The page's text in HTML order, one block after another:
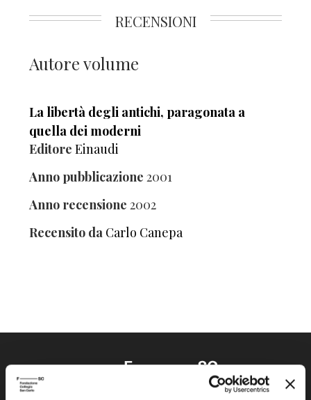
RECENSIONI
Autore volume
La libertà degli antichi, paragonata a
quella dei moderni
Editore Einaudi
Anno pubblicazione 2001
Anno recensione 2002
Recensito da Carlo Canepa